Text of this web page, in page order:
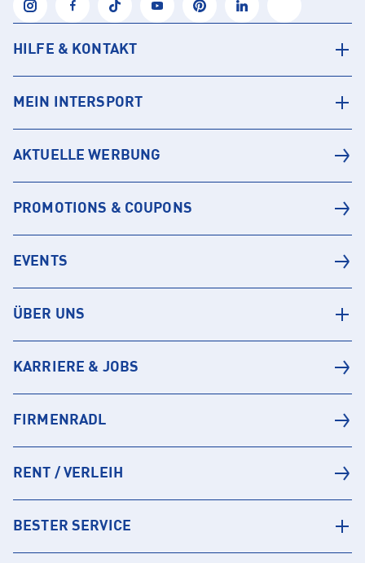
HILFE & KONTAKT
MEIN INTERSPORT
AKTUELLE WERBUNG
PROMOTIONS & COUPONS
EVENTS
ÜBER UNS
KARRIERE & JOBS
FIRMENRADL
RENT / VERLEIH
BESTER SERVICE